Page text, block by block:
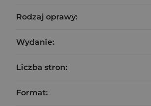
Rodzaj oprawy:
Wydanie:
Liczba stron:
Format: